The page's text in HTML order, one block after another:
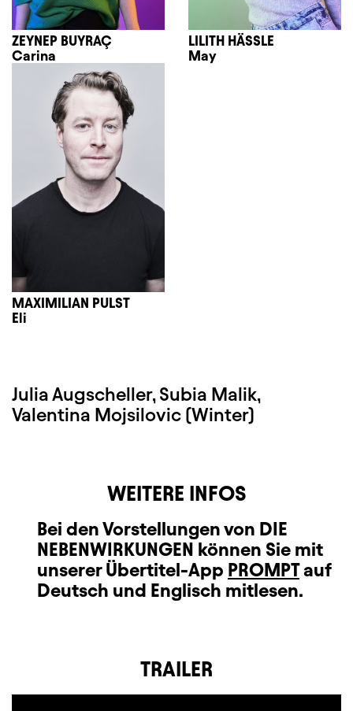
ZEYNEP BUYRAÇ
Carina
LILITH HÄSSLE
May
MAXIMILIAN PULST
Eli
Julia Augscheller, Subia Malik,
Valentina Mojsilovic (Winter)
WEITERE INFOS
Bei den Vorstellungen von DIE
NEBENWIRKUNGEN können Sie mit
unserer Übertitel-App PROMPTauf
Deutsch und Englisch mitlesen.
TRAILER